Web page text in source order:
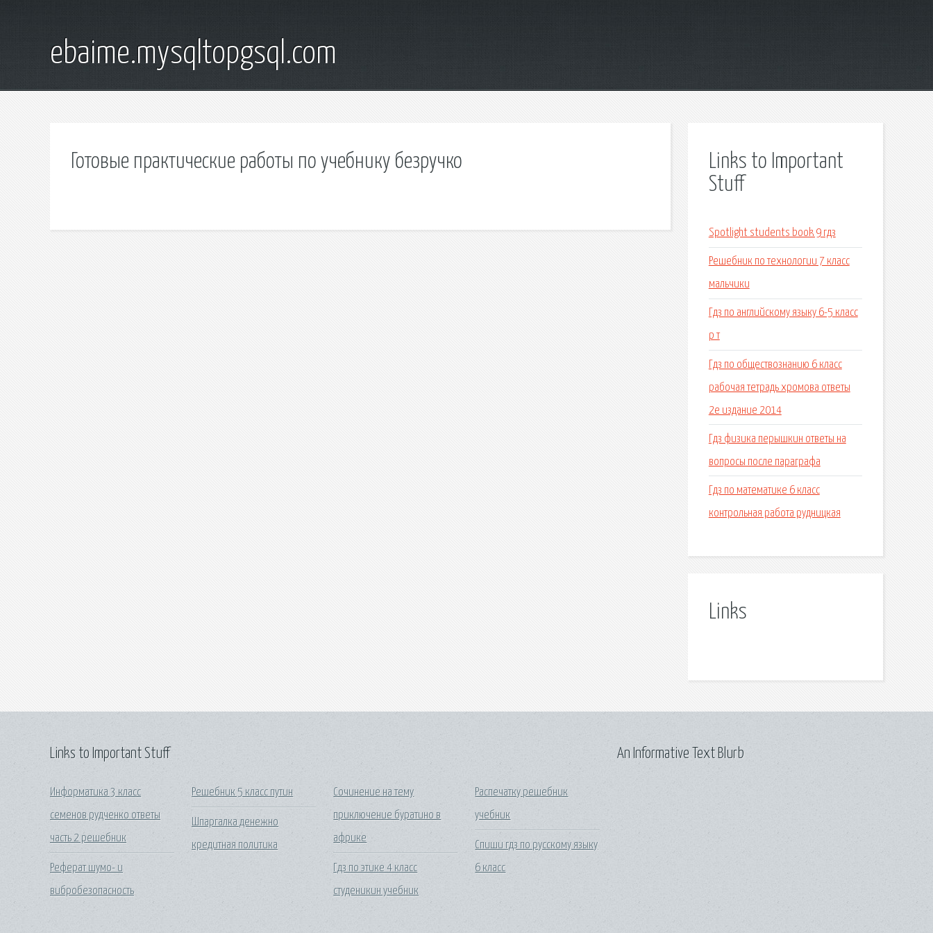
ebaime.mysqltopgsql.com
Готовые практические работы по учебнику безручко
Links to Important
Stuff
Spotlight students book 9 гдз
Решебник по технологии 7 класс
мальчики
Гдз по английскому языку 6-5 класс
р т
Гдз по обществознанию 6 класс
рабочая тетрадь хромова ответы
2е издание 2014
Гдз физика перышкин ответы на
вопросы после параграфа
Гдз по математике 6 класс
контрольная работа рудницкая
Links
Links to Important Stuff
Информатика 3 класс
семенов рудченко ответы
часть 2 решебник
Реферат шумо- и
вибробезопасность
Решебник 5 класс путин
Шпаргалка денежно
кредитная политика
Сочинение на тему
приключение буратино в
африке
Гдз по этике 4 класс
студеникин учебник
Распечатку решебник
учебник
Спиши гдз по русскому языку
6 класс
An Informative Text Blurb